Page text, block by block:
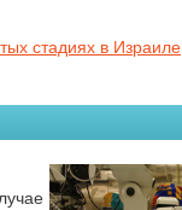
стадиях в Израиле